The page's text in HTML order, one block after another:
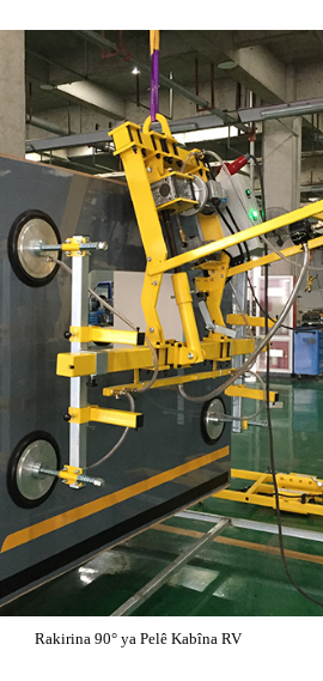
Rakirina 90° ya Pelê Kabîna RV